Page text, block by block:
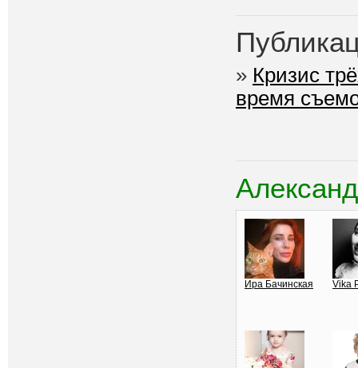
» Кризис
время
Ира Бачинская Vika